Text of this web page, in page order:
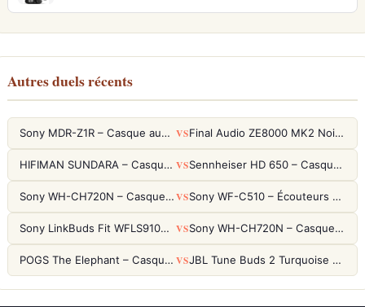
Autres duels récents
Sony MDR-Z1R – Casque audiophile fermé haute résolution VS Final Audio ZE8000 MK2 Noir – Écouteurs True Wireless audiophiles 8K Sound
HIFIMAN SUNDARA – Casque Planar Magnetic Ouvert Over-Ear Audiophile VS Sennheiser HD 650 – Casque audiophile ouvert pour l'écoute analytique
Sony WH-CH720N – Casque ANC 35h, Ultra-léger (192g) avec Processeur V1 VS Sony WF-C510 – Écouteurs True Wireless compacts, autonomie 22h et multipoint
Sony LinkBuds Fit WFLS910NW Blanc – Écouteurs Sport Ailes ANC VS Sony WH-CH720N – Casque ANC 35h, Ultra-léger (192g) avec Processeur V1
POGS The Elephant – Casque Filaire Enfants 85dB POGS-Safe™ (Éco-Responsable) VS JBL Tune Buds 2 Turquoise – Écouteurs True Wireless avec ANC et autonomie 48h